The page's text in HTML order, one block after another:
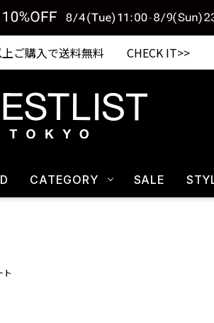
上ご購入で送料無料 CHECK IT>>
Japan? Visit our Global Site here. >>
CATEGORY SALE
ト